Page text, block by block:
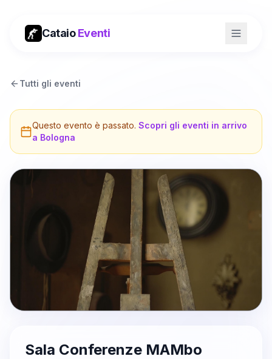
CataioEventi
Tutti gli eventi
Questo evento è passato. Scopri gli eventi in arrivo
a Bologna
Sala Conferenze MAMbo